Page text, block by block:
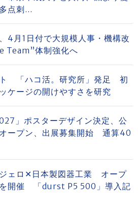
点刺...
4月1日付で大規模人事・機構改
体制強化へ
「ハコ活。研究所」発足 初
ケージの開けやすさを研究
」ポスターデザイン決定、公
ープン、出展募集開始 通算40
ジェロ✕日本製図器工業 オープ
開催 「durst P5 500」導入記